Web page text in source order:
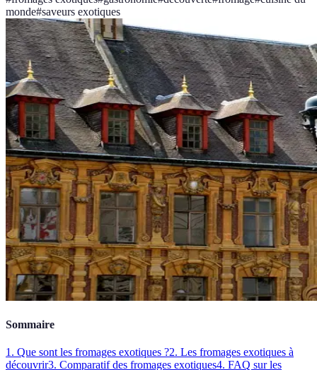
monde#saveurs exotiques
Sommaire
1. Que sont les fromages exotiques ?2. Les fromages exotiques à
découvrir3. Comparatif des fromages exotiques4. FAQ sur les